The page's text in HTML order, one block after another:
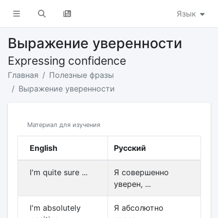
Язык
Выражение уверенности
Expressing confidence
Главная
Полезные фразы
Выражение уверенности
Материал для изучения
English Русский
I'm quite sure ...
Я совершенно
уверен, ...
I'm absolutely
Я абсолютно